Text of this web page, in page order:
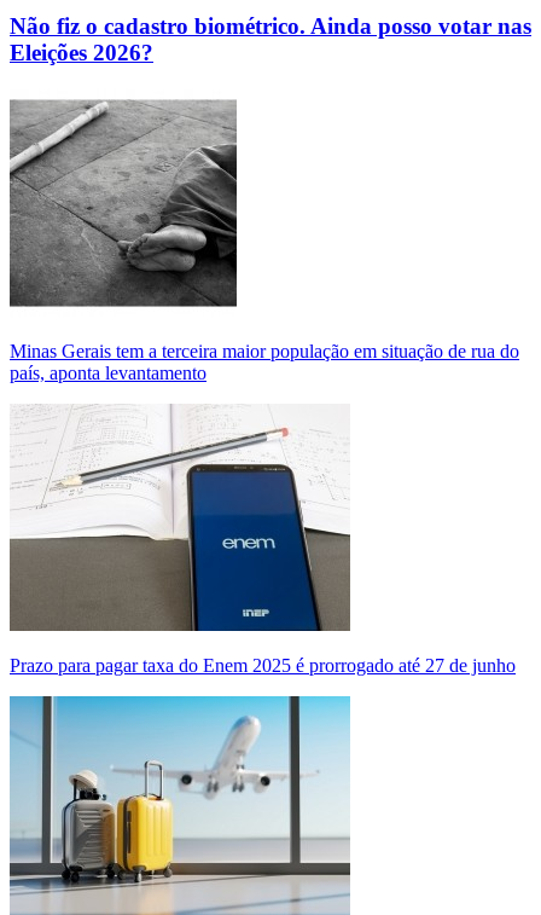
Não fiz o cadastro biométrico. Ainda posso votar nas
Eleições 2026?
Minas Gerais tem a terceira maior população em situação de rua do
país, aponta levantamento
Prazo para pagar taxa do Enem 2025 é prorrogado até 27 de junho